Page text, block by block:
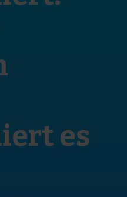
es